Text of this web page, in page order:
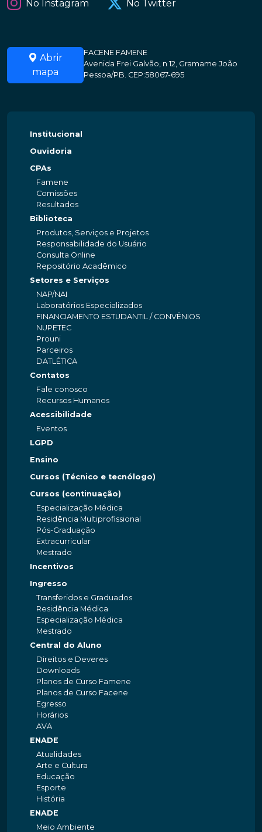
No Instagram No Twitter
Abrir
mapa
FACENE FAMENE
Avenida Frei Galvão, n 12, Gramame João
Pessoa/PB. CEP:58067-695
Institucional
Ouvidoria
CPAs
Famene
Comissões
Resultados
Biblioteca
Produtos, Serviços e Projetos
Responsabilidade do Usuário
Consulta Online
Repositório Acadêmico
Setores e Serviços
NAP/NAI
Laboratórios Especializados
FINANCIAMENTO ESTUDANTIL / CONVÊNIOS
NUPETEC
Prouni
Parceiros
DATLÉTICA
Contatos
Fale conosco
Recursos Humanos
Acessibilidade
Eventos
LGPD
Ensino
Cursos (Técnico e tecnólogo)
Cursos (continuação)
Especialização Médica
Residência Multiprofissional
Pós-Graduação
Extracurricular
Mestrado
Incentivos
Ingresso
Transferidos e Graduados
Residência Médica
Especialização Médica
Mestrado
Central do Aluno
Direitos e Deveres
Downloads
Planos de Curso Famene
Planos de Curso Facene
Egresso
Horários
AVA
ENADE
Atualidades
Arte e Cultura
Educação
Esporte
História
ENADE
Meio Ambiente